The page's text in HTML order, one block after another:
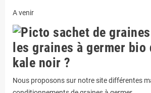
A venir
les graines à germer bio
kale noir ?
Nous proposons sur notre site différentes